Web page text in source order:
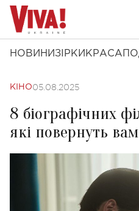
НОВИНИ ЗІРКИ КРАСА
КІНО05.08.2025
8 біографічних
які повернуть